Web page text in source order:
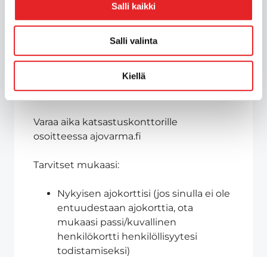
Salli kaikki
Salli valinta
Kiellä
Ryhmä 2
ajokorttilupahakem
us (C1, C1E, CE, D1,
D1E, D tai DE)
Varaa aika katsastuskonttorille
osoitteessa ajovarma.fi
Tarvitset mukaasi:
Nykyisen ajokorttisi (jos sinulla ei ole
entuudestaan ajokorttia, ota
mukaasi passi/kuvallinen
henkilökortti henkilöllisyytesi
todistamiseksi)